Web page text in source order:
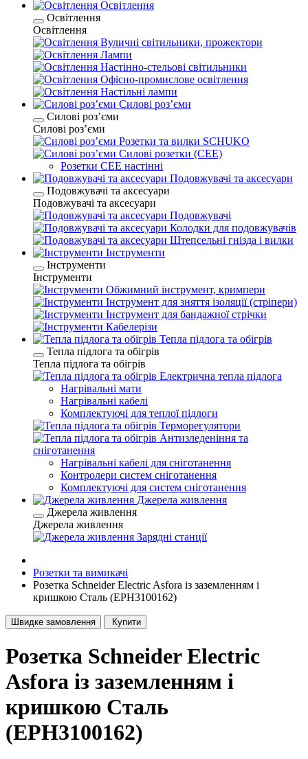
Освітлення
Освітлення
Освітлення
Вуличні світильники, прожектори
Лампи
Настінно-стельові світильники
Офісно-промислове освітлення
Настільні лампи
Силові розʼєми
Силові розʼєми
Силові розʼєми
Розетки та вилки SCHUKO
Силові розетки (CEE)
Розетки CEE настінні
Подовжувачі та аксесуари
Подовжувачі та аксесуари
Подовжувачі та аксесуари
Подовжувачі
Колодки для подовжувачів
Штепсельні гнізда і вилки
Інструменти
Інструменти
Інструменти
Обжимний інструмент, кримпери
Інструмент для зняття ізоляції (стріпери)
Інструмент для бандажної стрічки
Кабелерізи
Тепла підлога та обігрів
Тепла підлога та обігрів
Тепла підлога та обігрів
Електрична тепла підлога
Нагрівальні мати
Нагрівальні кабелі
Комплектуючі для теплої підлоги
Терморегулятори
Антизледеніння та
сніготанення
Нагрівальні кабелі для сніготанення
Контролери систем сніготанення
Комплектуючі для систем сніготанення
Джерела живлення
Джерела живлення
Джерела живлення
Зарядні станції
Розетки та вимикачі
Розетка Schneider Electric Asfora із заземленням і
кришкою Сталь (EPH3100162)
Швидке замовлення Купити
Розетка Schneider Electric
Asfora із заземленням і
кришкою Сталь
(EPH3100162)